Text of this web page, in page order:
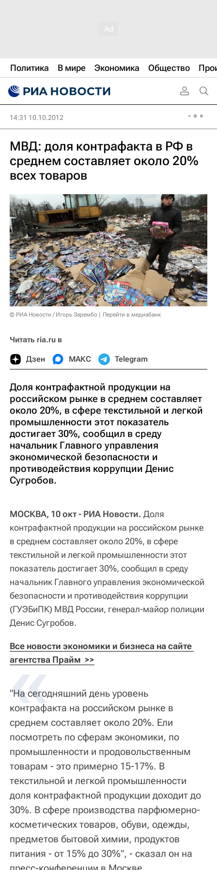
Политика В мире Экономика Общество
14:31 10.10.2012
МВД: доля контрафакта в РФ в
среднем составляет около 20%
всех товаров
© РИА Новости / Игорь Зарембо Перейти в медиабанк
Читать ria.ru в
Дзен МАКС Telegram
Доля контрафактной продукции на
российском рынке в среднем составляет
около 20%, в сфере текстильной и легкой
промышленности этот показатель
достигает 30%, сообщил в среду
начальник Главного управления
экономической безопасности и
противодействия коррупции Денис
Сугробов.
МОСКВА, 10 окт - РИА Новости. Доля
контрафактной продукции на российском рынке
в среднем составляет около 20%, в сфере
текстильной и легкой промышленности этот
показатель достигает 30%, сообщил в среду
начальник Главного управления экономической
безопасности и противодействия коррупции
(ГУЭБиПК) МВД России, генерал-майор полиции
Денис Сугробов.
Все новости экономики и бизнеса на сайте
агентства Прайм  >>
"На сегодняшний день уровень
контрафакта на российском рынке в
среднем составляет около 20%. Ели
посмотреть по сферам экономики, по
промышленности и продовольственным
товарам - это примерно 15-17%. В
текстильной и легкой промышленности
доля контрафактной продукции доходит до
30%. В сфере производства парфюмерно-
косметических товаров, обуви, одежды,
предметов бытовой химии, продуктов
питания - от 15% до 30%", - сказал он на